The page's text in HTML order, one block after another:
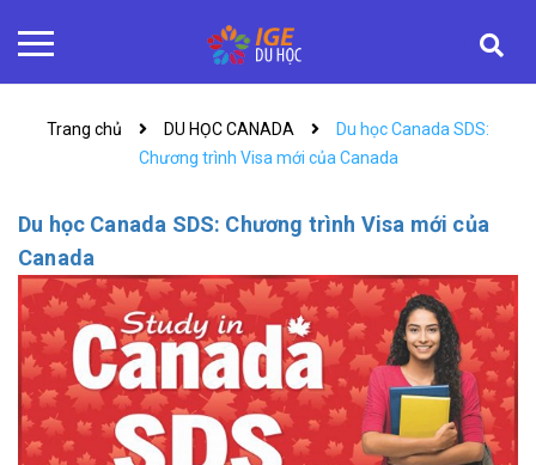
Trang chủ DU HỌC CANADA
Du học Canada SDS:
Chương trình Visa mới của Canada
Du học Canada SDS: Chương trình Visa mới của
Canada